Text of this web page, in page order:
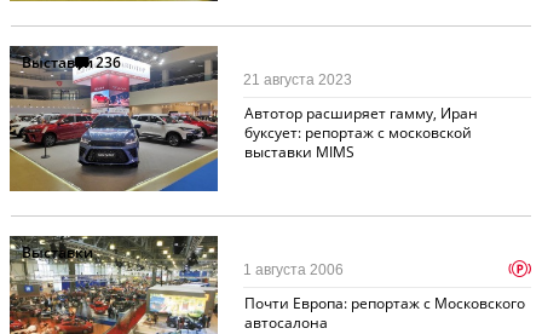
Выставки236
Автотор расширяет гамму, Иран
буксует: репортаж с московской
выставки MIMS
21 августа 2023
Выставки
Почти Европа: репортаж с Московского
автосалона
1 августа 2006 p